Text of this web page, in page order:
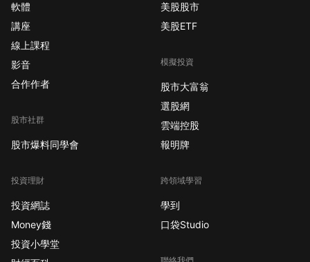
軟體
講座
線上課程
影音
合作作者
股市社群
股市爆料同學會
投資理財
投資網誌
Money錢
投資小學堂
美股股市
美股ETF
模擬投資
股市大富翁
選股網
雲端控股
報明牌
跨領域學習
學到
口袋Studio